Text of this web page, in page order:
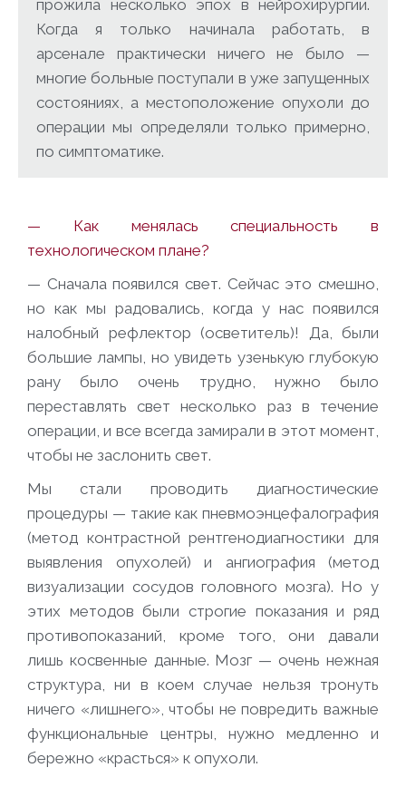
прожила несколько эпох в нейрохирургии.
Когда я только начинала работать, в
арсенале практически ничего не было —
многие больные поступали в уже запущенных
состояниях, а местоположение опухоли до
операции мы определяли только примерно,
по симптоматике.
— Как менялась специальность в
технологическом плане?
— Сначала появился свет. Сейчас это смешно,
но как мы радовались, когда у нас появился
налобный рефлектор (осветитель)! Да, были
большие лампы, но увидеть узенькую глубокую
рану было очень трудно, нужно было
переставлять свет несколько раз в течение
операции, и все всегда замирали в этот момент,
чтобы не заслонить свет.
Мы стали проводить диагностические
процедуры — такие как пневмоэнцефалография
(метод контрастной рентгенодиагностики для
выявления опухолей) и ангиография (метод
визуализации сосудов головного мозга). Но у
этих методов были строгие показания и ряд
противопоказаний, кроме того, они давали
лишь косвенные данные. Мозг — очень нежная
структура, ни в коем случае нельзя тронуть
ничего «лишнего», чтобы не повредить важные
функциональные центры, нужно медленно и
бережно «красться» к опухоли.